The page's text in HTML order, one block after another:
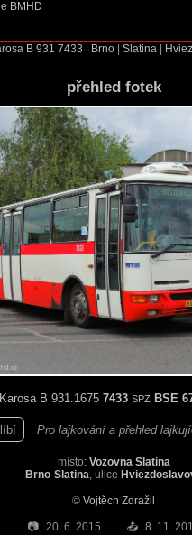
B 931 7433 Brno Slatina
přehled fotek
Karosa B 931.1675 7433 SPZ BSE
Pro lajkování a přehled
místo: Vozovna Slatina
Brno-Slatina, ulice
© Vojtěch Zdražil
📷 20. 6. 2015 📤 8. 11.